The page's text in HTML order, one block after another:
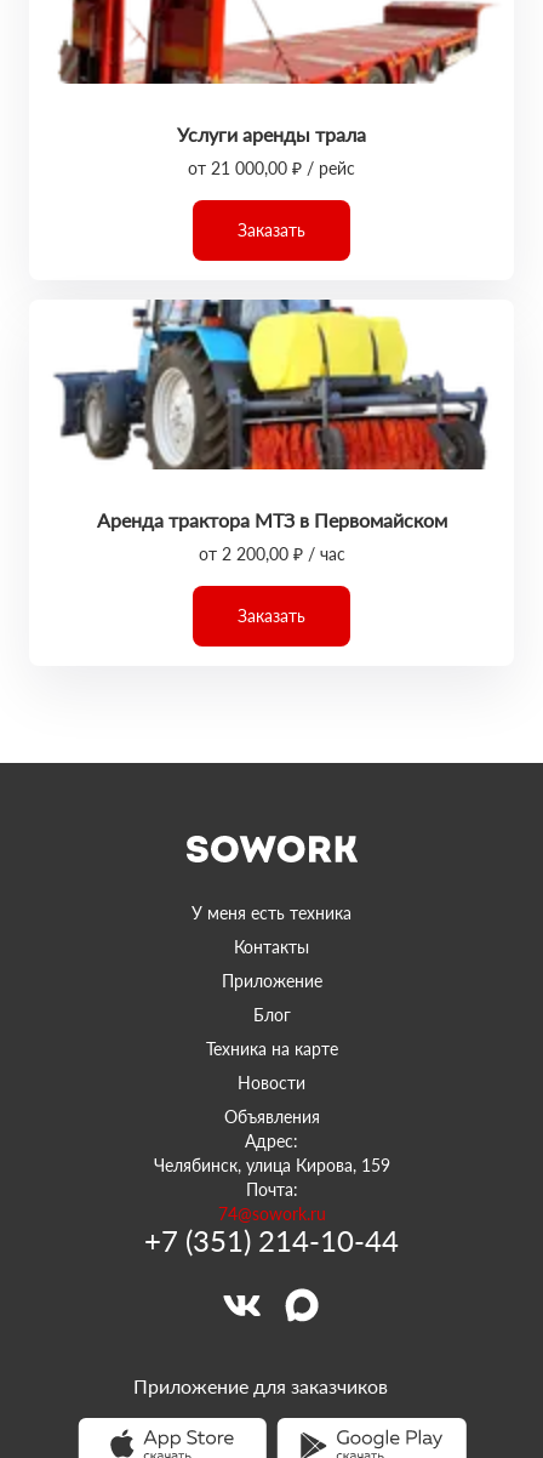
Услуги аренды трала
от 21 000,00 ₽ / рейс
Заказать
Аренда трактора МТЗ в Первомайском
от 2 200,00 ₽ / час
Заказать
У меня есть техника
Контакты
Приложение
Блог
Техника на карте
Новости
Объявления
Адрес:
Челябинск, улица Кирова, 159
Почта:
74@sowork.ru
+7 (351) 214-10-44
Приложение для заказчиков